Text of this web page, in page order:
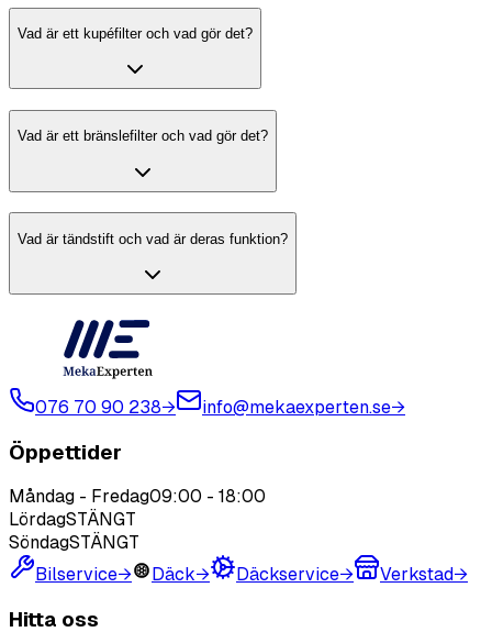
Vad är ett kupéfilter och vad gör det?
Vad är ett bränslefilter och vad gör det?
Vad är tändstift och vad är deras funktion?
076 70 90 238→ info@mekaexperten.se→
Öppettider
Måndag - Fredag09:00 - 18:00
LördagSTÄNGT
SöndagSTÄNGT
Bilservice→ Däck→ Däckservice→ Verkstad→
Hitta oss